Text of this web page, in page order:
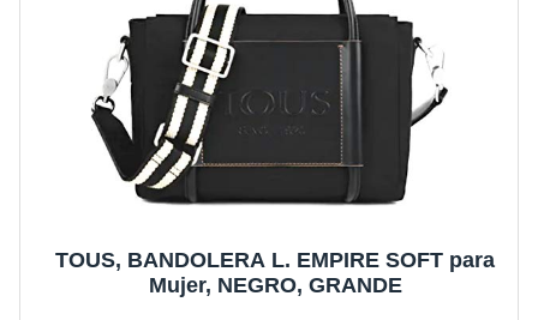
TOUS, BANDOLERA L. EMPIRE SOFT para
Mujer, NEGRO, GRANDE